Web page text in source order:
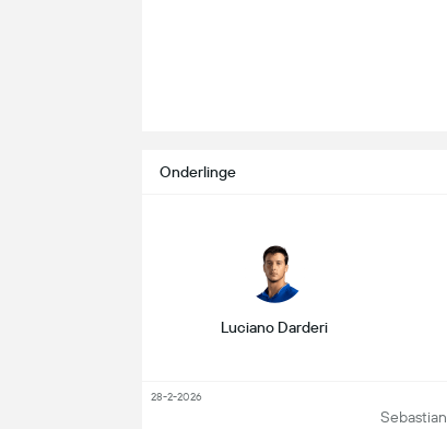
Onderlinge
Luciano Darderi
28-2-2026